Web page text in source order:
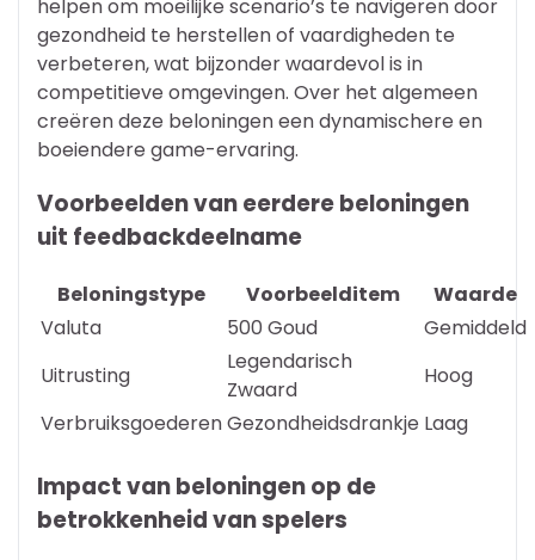
helpen om moeilijke scenario’s te navigeren door
gezondheid te herstellen of vaardigheden te
verbeteren, wat bijzonder waardevol is in
competitieve omgevingen. Over het algemeen
creëren deze beloningen een dynamischere en
boeiendere game-ervaring.
Voorbeelden van eerdere beloningen
uit feedbackdeelname
Beloningstype Voorbeelditem
Waarde
Valuta
500 Goud
Gemiddeld
Uitrusting
Legendarisch
Zwaard
Hoog
VerbruiksgoederenGezondheidsdrankje Laag
Impact van beloningen op de
betrokkenheid van spelers